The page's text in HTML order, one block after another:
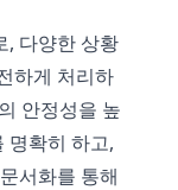
, 다양한 상황
하게 처리하
안정성을 높
명확히 하고,
서화를 통해